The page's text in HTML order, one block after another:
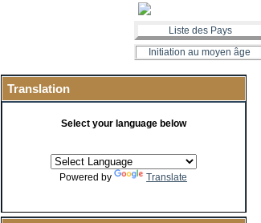
Liste des Pays
Initiation au moyen âge
Translation
Select your language below
Powered by Translate